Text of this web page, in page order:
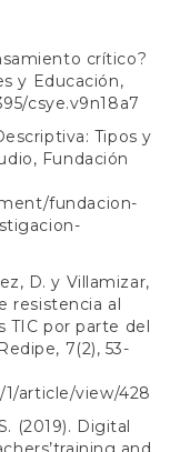
crítico?
y Educación,
csye.v9n18a7
Tipos y
Fundación
fundacion-
D. y Villamizar,
resistencia al
TIC por parte del
7(2), 53-
article/view/428
(2019). Digital